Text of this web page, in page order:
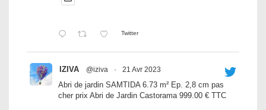
Twitter
IZIVA @iziva · 21 Avr 2023
Abri de jardin SAMTIDA 6.73 m² Ep. 2,8 cm pas
cher prix Abri de Jardin Castorama 999.00 € TTC